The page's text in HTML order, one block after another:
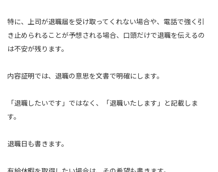
特に、上司が退職届を受け取ってくれない場合や、電話で強く引
き止められることが予想される場合、口頭だけで退職を伝えるの
は不安が残ります。
内容証明では、退職の意思を文書で明確にします。
「退職したいです」ではなく、「退職いたします」と記載しま
す。
退職日も書きます。